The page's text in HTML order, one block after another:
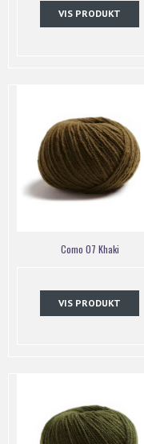
VIS PRODUKT
Como 07 Khaki
VIS PRODUKT